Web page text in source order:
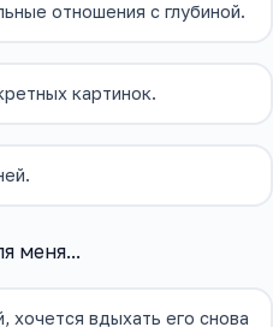
отношения с глубиной.
картинок.
меня...
хочется вдыхать его снова